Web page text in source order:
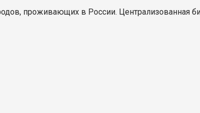
проживающих в России. Централизованная